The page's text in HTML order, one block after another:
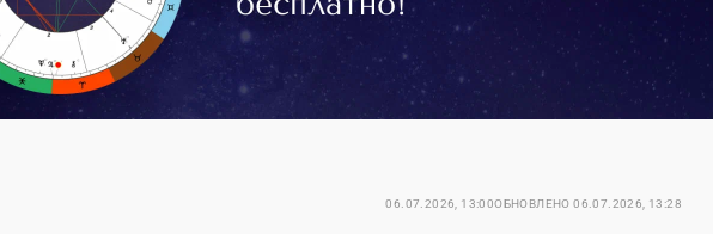
06.07.2026, 13:00ОБНОВЛЕНО 06.07.2026, 13:28